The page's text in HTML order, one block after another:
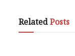
RelatedPosts